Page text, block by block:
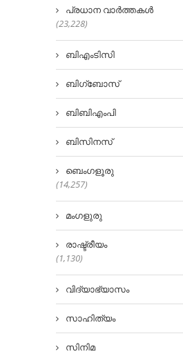
പ്രധാന വാർത്തകൾ
(23,228)
ബിഎംടിസി
ബിഗ്‌ബോസ്
ബിബിഎംപി
ബിസിനസ്
ബെംഗളൂരു
(14,257)
മംഗളുരു
രാഷ്ട്രീയം
(1,130)
വിദ്യാഭ്യാസം
സാഹിത്യം
സിനിമ